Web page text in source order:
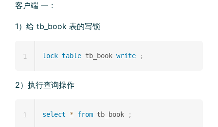
客户端 一 :
1）给 tb_book 表的写锁
lock table tb_book write ;
1
2）执行查询操作
select * from tb_book ;
1